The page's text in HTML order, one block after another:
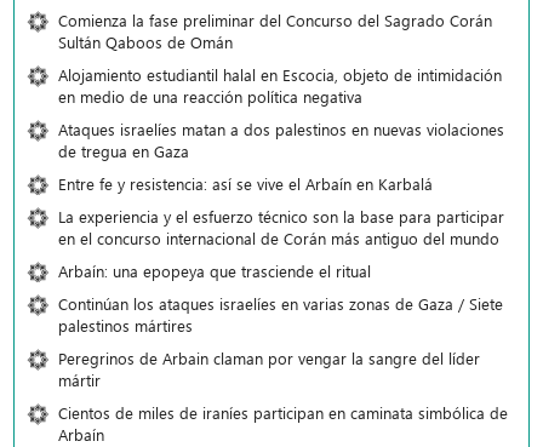
Comienza la fase preliminar del Concurso del Sagrado Corán
Sultán Qaboos de Omán
Alojamiento estudiantil halal en Escocia, objeto de intimidación
en medio de una reacción política negativa
Ataques israelíes matan a dos palestinos en nuevas violaciones
de tregua en Gaza
Entre fe y resistencia: así se vive el Arbaín en Karbalá
La experiencia y el esfuerzo técnico son la base para participar
en el concurso internacional de Corán más antiguo del mundo
Arbaín: una epopeya que trasciende el ritual
Continúan los ataques israelíes en varias zonas de Gaza / Siete
palestinos mártires
Peregrinos de Arbain claman por vengar la sangre del líder
mártir
Cientos de miles de iraníes participan en caminata simbólica de
Arbaín